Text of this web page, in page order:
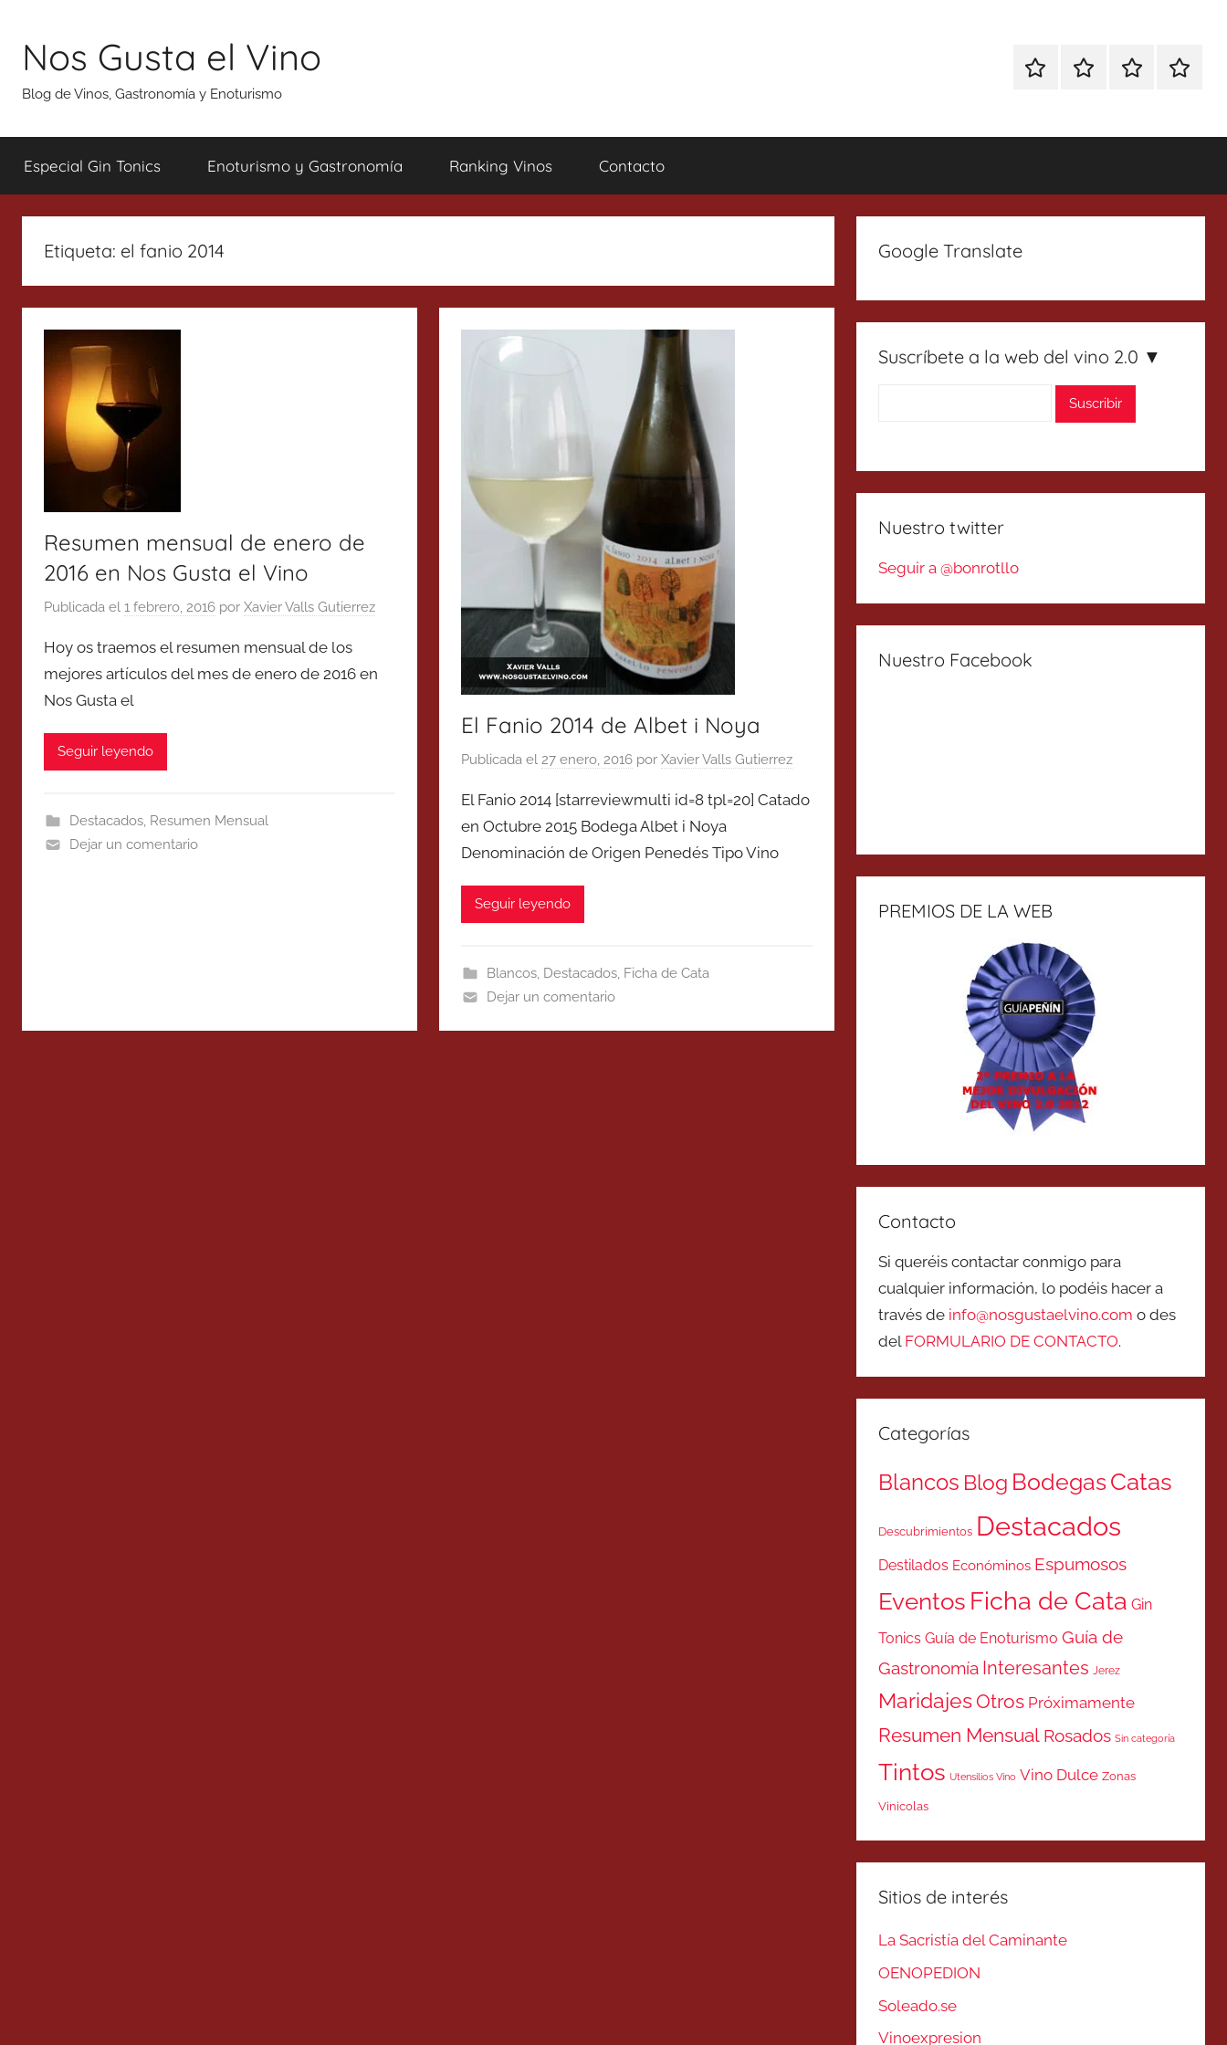
contenido
Nos Gusta el Vino
Blog de Vinos, Gastronomía y Enoturismo
EspecialEnoturismoRanking
Especial Gin Tonics Enoturismo y Gastronomía Ranking Vinos Contacto
Etiqueta: el fanio 2014
Resumen mensual de enero de
2016 en Nos Gusta el Vino
Publicada el 1 febrero, 2016 por Xavier Valls Gutierrez
Hoy os traemos el resumen mensual de los
mejores artículos del mes de enero de 2016 en
Nos Gusta el
Seguir leyendo
Destacados, Resumen Mensual
Dejar un comentario
El Fanio 2014 de Albet i Noya
Publicada el 27 enero, 2016 porXavier Valls Gutierrez
El Fanio 2014 [starreviewmulti id=8 tpl=20] Catado
en Octubre 2015 Bodega Albet i Noya
Denominación de Origen Penedés Tipo Vino
Seguir leyendo
Blancos, Destacados, Ficha de Cata
Dejar un comentario
Google Translate
Suscríbete a la web del vino 2.0 ▼
Nuestro twitter
Seguir a @bonrotllo
Nuestro Facebook
PREMIOS DE LA WEB
Contacto
Si queréis contactar conmigo para
cualquier información, lo podéis hacer a
través de info@nosgustaelvino.com o des
del FORMULARIO DE CONTACTO.
Categorías
Blancos Blog BodegasCatas
Descubrimientos Destacados
Destilados Económinos Espumosos
Eventos Ficha de Cata Gin
Tonics Guía de Enoturismo Guía de
Gastronomía Interesantes Jerez
MaridajesOtros Próximamente
Resumen Mensual Rosados Sin categoría
Tintos Utensilios Vino Vino Dulce Zonas
Vinicolas
Sitios de interés
La Sacristía del Caminante
OENOPEDION
Soleado.se
Vinoexpresion